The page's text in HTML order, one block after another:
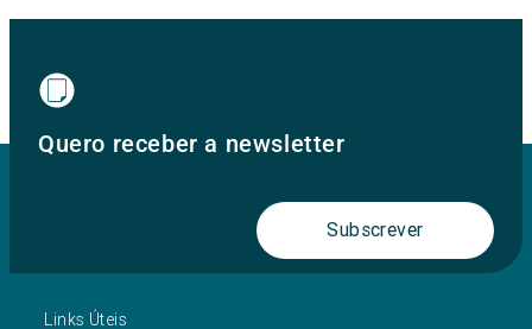
Quero receber a newsletter
Subscrever
Links Úteis